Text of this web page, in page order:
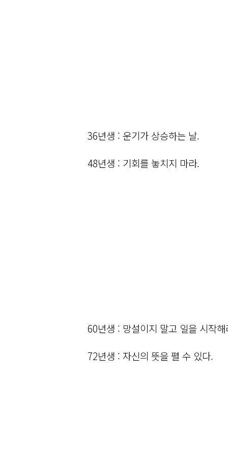
36년생 : 운기가 상승하는 날.
48년생 : 기회를 놓치지 마라.
60년생 : 망설이지 말고 일을 시작해
72년생 : 자신의 뜻을 펼 수 있다.